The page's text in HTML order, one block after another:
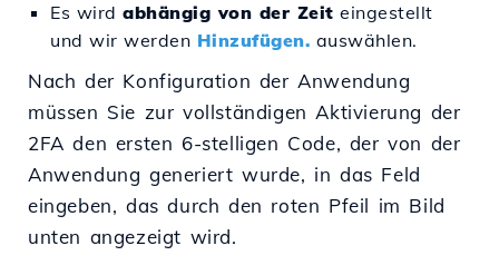
Es wird abhängig von der Zeit eingestellt
und wir werden Hinzufügen. auswählen.
Nach der Konfiguration der Anwendung
müssen Sie zur vollständigen Aktivierung der
2FA den ersten 6-stelligen Code, der von der
Anwendung generiert wurde, in das Feld
eingeben, das durch den roten Pfeil im Bild
unten angezeigt wird.